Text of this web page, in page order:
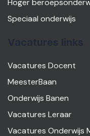
Hoger
Speciaal onderwijs
Vacatures Docent
MeesterBaan
Onderwijs Banen
Vacatures Leraar
Vacatures Onderwijs